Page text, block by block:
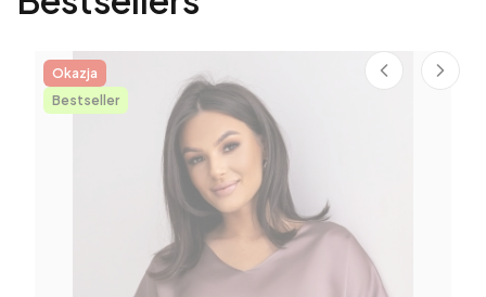
Okazja
Bestseller